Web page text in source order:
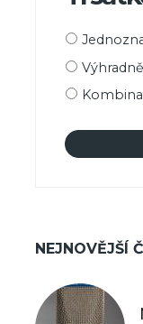
Možnosti
NEJNOVĚJŠÍ